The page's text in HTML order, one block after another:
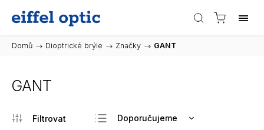
Domů / Dioptrické brýle / Značky / GANT
GANT
Doporučujeme